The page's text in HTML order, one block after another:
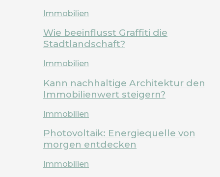
Immobilien
Wie beeinflusst Graffiti die
Stadtlandschaft?
Immobilien
Kann nachhaltige Architektur den
Immobilienwert steigern?
Immobilien
Photovoltaik: Energiequelle von
morgen entdecken
Immobilien